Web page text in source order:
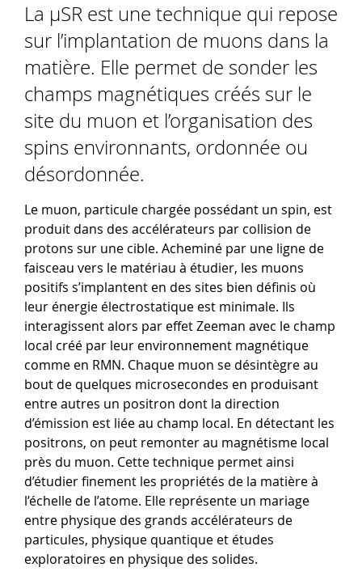
La µSR est une technique qui repose
sur l’implantation de muons dans la
matière. Elle permet de sonder les
champs magnétiques créés sur le
site du muon et l’organisation des
spins environnants, ordonnée ou
désordonnée.
Le muon, particule chargée possédant un spin, est
produit dans des accélérateurs par collision de
protons sur une cible. Acheminé par une ligne de
faisceau vers le matériau à étudier, les muons
positifs s’implantent en des sites bien définis où
leur énergie électrostatique est minimale. Ils
interagissent alors par effet Zeeman avec le champ
local créé par leur environnement magnétique
comme en RMN. Chaque muon se désintègre au
bout de quelques microsecondes en produisant
entre autres un positron dont la direction
d’émission est liée au champ local. En détectant les
positrons, on peut remonter au magnétisme local
près du muon. Cette technique permet ainsi
d’étudier finement les propriétés de la matière à
l’échelle de l’atome. Elle représente un mariage
entre physique des grands accélérateurs de
particules, physique quantique et études
exploratoires en physique des solides.